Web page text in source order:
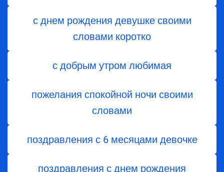
с днем рождения девушке своими
словами коротко
с добрым утром любимая
пожелания спокойной ночи своими
словами
поздравления с 6 месяцами девочке
поздравления с днем ​​рождения